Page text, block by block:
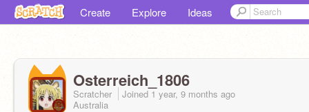
Create Explore Ideas
Osterreich_1806
Scratcher Joined 1 year, 9 months ago
Australia